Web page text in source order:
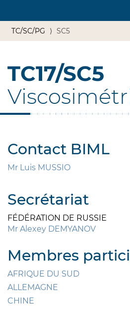
TC/SC/PG SC5
TC17/SC5
Contact BIML
Mr Luis MUSSIO
Secrétariat
FÉDÉRATION DE RUSSIE
Mr Alexey DEMYANOV
Membres
AFRIQUE DU SUD
ALLEMAGNE
CHINE